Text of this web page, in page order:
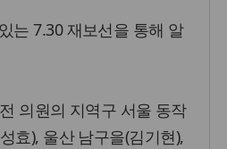
는 7.30 재보선을 통해 알
의원의 지역구 서울 동작
효), 울산 남구을(김기현),